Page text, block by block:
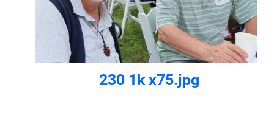
Support us
Code of Ethics
Contacts
230 1k x75.jpg